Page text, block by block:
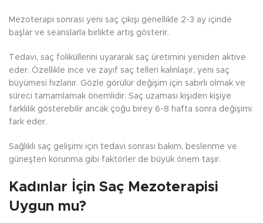
Mezoterapi sonrası yeni saç çıkışı genellikle 2-3 ay içinde
başlar ve seanslarla birlikte artış gösterir.
Tedavi, saç foliküllerini uyararak saç üretimini yeniden aktive
eder. Özellikle ince ve zayıf saç telleri kalınlaşır, yeni saç
büyümesi hızlanır. Gözle görülür değişim için sabırlı olmak ve
süreci tamamlamak önemlidir. Saç uzaması kişiden kişiye
farklılık gösterebilir ancak çoğu birey 6-8 hafta sonra değişimi
fark eder.
Sağlıklı saç gelişimi için tedavi sonrası bakım, beslenme ve
güneşten korunma gibi faktörler de büyük önem taşır.
Kadınlar İçin Saç Mezoterapisi
Uygun mu?